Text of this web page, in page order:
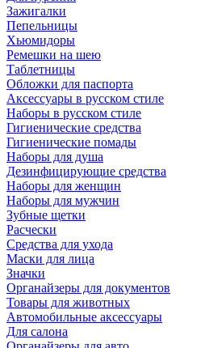
Зажигалки
Пепельницы
Хьюмидоры
Ремешки на шею
Таблетницы
Обложки для паспорта
Аксессуары в русском стиле
Наборы в русском стиле
Гигиенические средства
Гигиенические помады
Наборы для душа
Дезинфицирующие средства
Наборы для женщин
Наборы для мужчин
Зубные щетки
Расчески
Средства для ухода
Маски для лица
Значки
Органайзеры для документов
Товары для животных
Автомобильные аксессуары
Для салона